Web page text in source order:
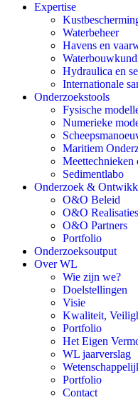
Expertise
Waterbeheer
Havens en
Hydraulica en
Internationale
Onderzoekstools
Fysische
Numerieke
Maritiem
Meettechnieken
Sedimentlabo
Onderzoek &
O&O Beleid
O&O Realisaties
O&O Partners
Portfolio
Onderzoeksoutput
Over WL
Wie zijn we?
Doelstellingen
Visie
Kwaliteit,
Portfolio
Het Eigen
WL jaarverslag
Portfolio
Contact